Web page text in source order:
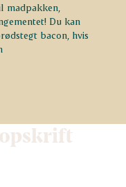
madpakken,
Du kan
bacon, hvis